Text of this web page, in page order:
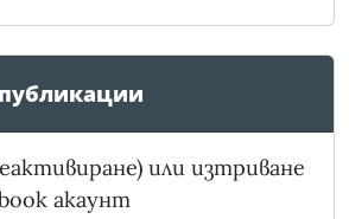
или изтриване
акаунт